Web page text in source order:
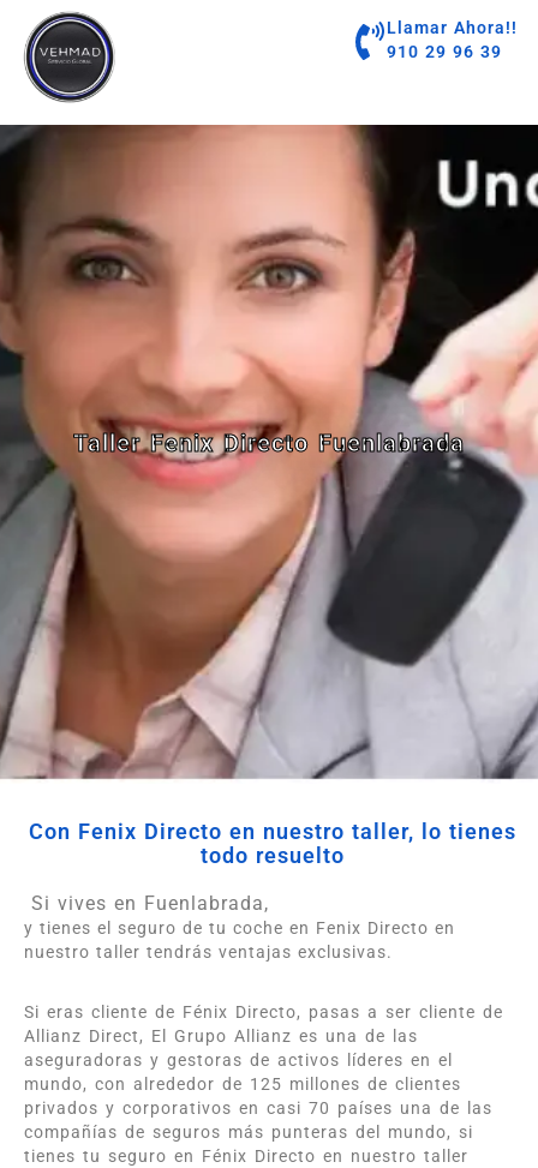
contenido
Llamar Ahora!!
910 29 96 39
Taller Fenix Directo Fuenlabrada
Con Fenix Directo en nuestro taller, lo tienes
todo resuelto
Si vives en Fuenlabrada,
y tienes el seguro de tu coche en Fenix Directo en
nuestro taller tendrás ventajas exclusivas.
Si eras cliente de Fénix Directo, pasas a ser cliente de
Allianz Direct, El Grupo Allianz es una de las
aseguradoras y gestoras de activos líderes en el
mundo, con alrededor de 125 millones de clientes
privados y corporativos en casi 70 países una de las
compañías de seguros más punteras del mundo, si
tienes tu seguro en Fénix Directo en nuestro taller